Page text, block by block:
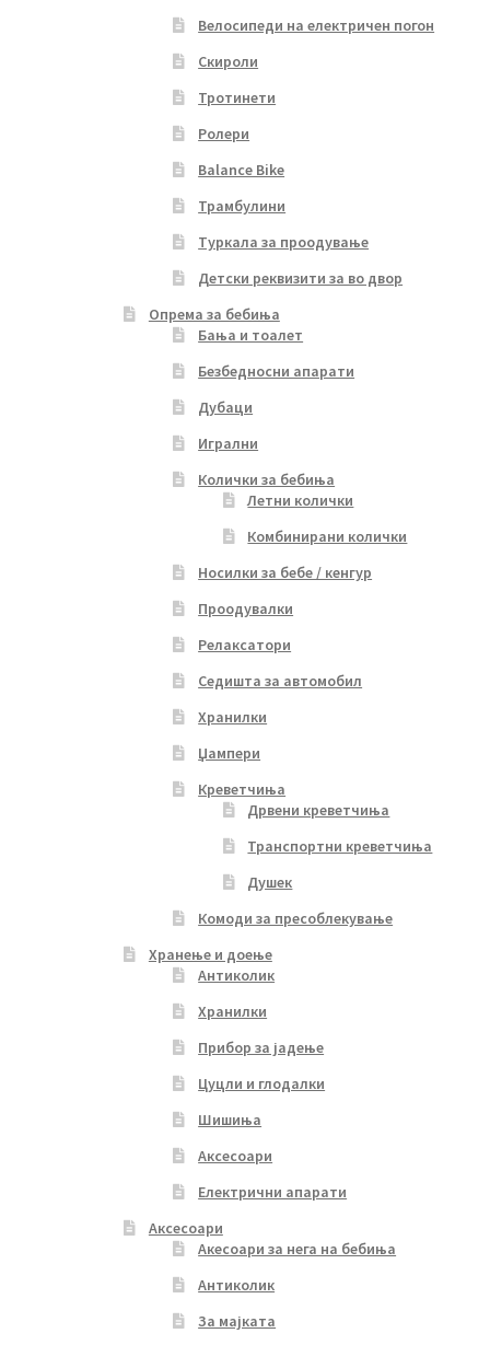
Велосипеди на електричен погон
Скироли
Тротинети
Ролери
Balance Bike
Трамбулини
Туркала за проодување
Детски реквизити за во двор
Опрема за бебиња
Бања и тоалет
Безбедносни апарати
Дубаци
Игрални
Колички за бебиња
Летни колички
Комбинирани колички
Носилки за бебе / кенгур
Проодувалки
Релаксатори
Седишта за автомобил
Хранилки
Џампери
Креветчиња
Дрвени креветчиња
Транспортни креветчиња
Душек
Комоди за пресоблекување
Хранење и доење
Антиколик
Хранилки
Прибор за јадење
Цуцли и глодалки
Шишиња
Аксесоари
Електрични апарати
Аксесоари
Акесоари за нега на бебиња
Антиколик
За мајката